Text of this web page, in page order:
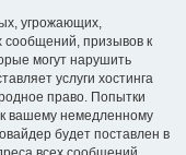
угрожающих,
сообщений, призывов к
могут нарушить
услуги хостинга
право. Попытки
вашему немедленному
будет поставлен в